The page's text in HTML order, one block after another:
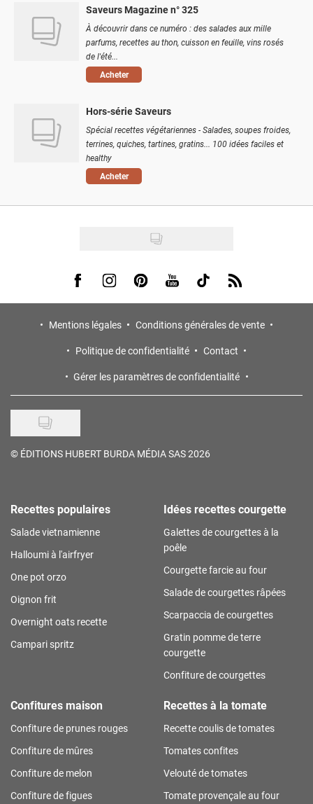
Saveurs Magazine n° 325
À découvrir dans ce numéro : des salades aux mille
parfums, recettes au thon, cuisson en feuille, vins rosés
de l'été...
Acheter
Hors-série Saveurs
Spécial recettes végétariennes - Salades, soupes froides,
terrines, quiches, tartines, gratins... 100 idées faciles et
healthy
Acheter
Visit us on Facebook
Visit us on Instagram
Visit us on Pinterest
Visit us on Youtube
Visit us on Tiktok
Visit us on Rss
Mentions légales
Conditions générales de vente
Politique de confidentialité
Contact
Gérer les paramètres de confidentialité
© ÉDITIONS HUBERT BURDA MÉDIA SAS 2026
Recettes populaires
Salade vietnamienne
Halloumi à l'airfryer
One pot orzo
Oignon frit
Overnight oats recette
Campari spritz
Idées recettes courgette
Galettes de courgettes à la
poêle
Courgette farcie au four
Salade de courgettes râpées
Scarpaccia de courgettes
Gratin pomme de terre
courgette
Confiture de courgettes
Confitures maison
Confiture de prunes rouges
Confiture de mûres
Confiture de melon
Confiture de figues
Recettes à la tomate
Recette coulis de tomates
Tomates confites
Velouté de tomates
Tomate provençale au four